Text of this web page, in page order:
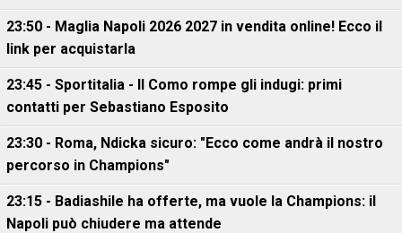
23:50 - Maglia Napoli 2026 2027 in vendita online! Ecco il
link per acquistarla
23:45 - Sportitalia - Il Como rompe gli indugi: primi
contatti per Sebastiano Esposito
23:30 - Roma, Ndicka sicuro: "Ecco come andrà il nostro
percorso in Champions"
23:15 - Badiashile ha offerte, ma vuole la Champions: il
Napoli può chiudere ma attende